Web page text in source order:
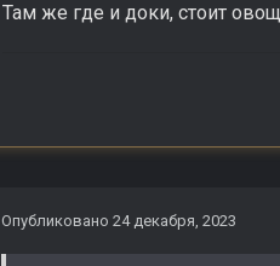
Там же где и доки, стоит
Опубликовано 24 декабря, 2023